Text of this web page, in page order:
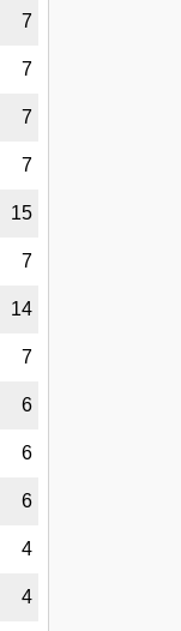
7
7
7
7
15
7
14
7
6
6
6
4
4